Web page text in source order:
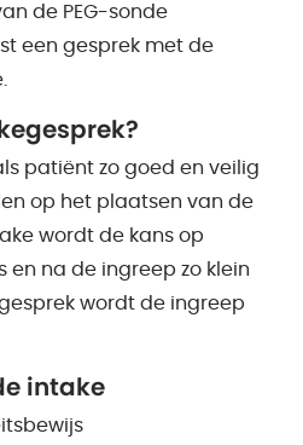
de PEG-sonde
een gesprek met de
patiënt zo goed en veilig
op het plaatsen van de
wordt de kans op
en na de ingreep zo klein
wordt de ingreep
intake